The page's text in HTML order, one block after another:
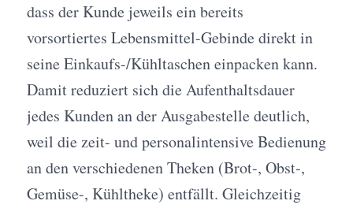
dass der Kunde jeweils ein bereits
vorsortiertes Lebensmittel-Gebinde direkt in
seine Einkaufs-/Kühltaschen einpacken kann.
Damit reduziert sich die Aufenthaltsdauer
jedes Kunden an der Ausgabestelle deutlich,
weil die zeit- und personalintensive Bedienung
an den verschiedenen Theken (Brot-, Obst-,
Gemüse-, Kühltheke) entfällt. Gleichzeitig